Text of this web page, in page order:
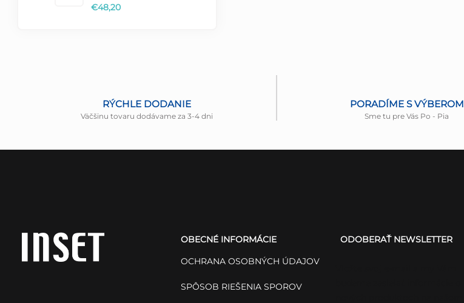
€48,20
RÝCHLE DODANIE
Väčšinu tovaru dodávame za 3-4 dni
PORADÍME S VÝBEROM
Sme tu pre Vás Po - Pia
OBECNÉ INFORMÁCIE
OCHRANA OSOBNÝCH ÚDAJOV
SPÔSOB RIEŠENIA SPOROV
ODOBERAŤ NEWSLETTER